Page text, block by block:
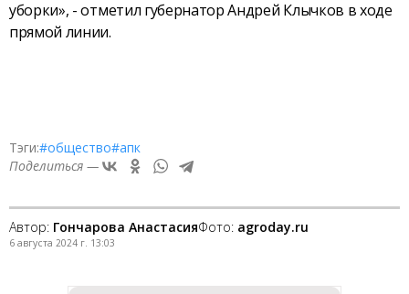
уборки», - отметил губернатор Андрей Клычков в ходе
прямой линии.
Тэги:#общество#апк
Поделиться —
Автор: Гончарова АнастасияФото: agroday.ru
6 августа 2024 г. 13:03